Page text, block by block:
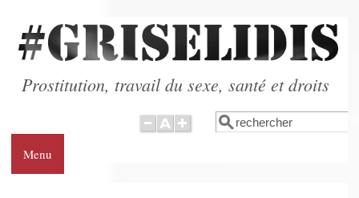
Prostitution, travail du sexe, santé et droits
Formulaire de
Rechercher
Menu